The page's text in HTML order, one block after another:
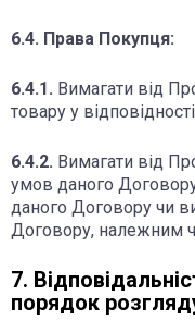
6.4. Права Покупця:
6.4.1. Вимагати від
товару у
6.4.2. Вимагати від
умов даного
даного Договору чи
Договору, належним
7.
порядок